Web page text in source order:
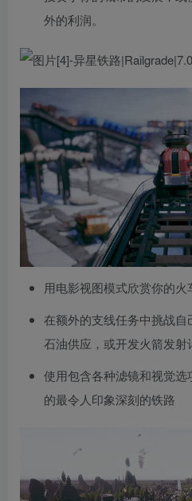
外的利润。
用电影视图模式欣赏你的火
在额外的支线任务中挑战
石油供应，或开发火箭发射
使用包含各种滤镜和视觉
的最令人印象深刻的铁路